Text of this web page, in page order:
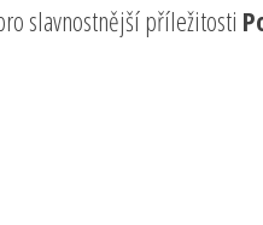
slavnostnější příležitosti